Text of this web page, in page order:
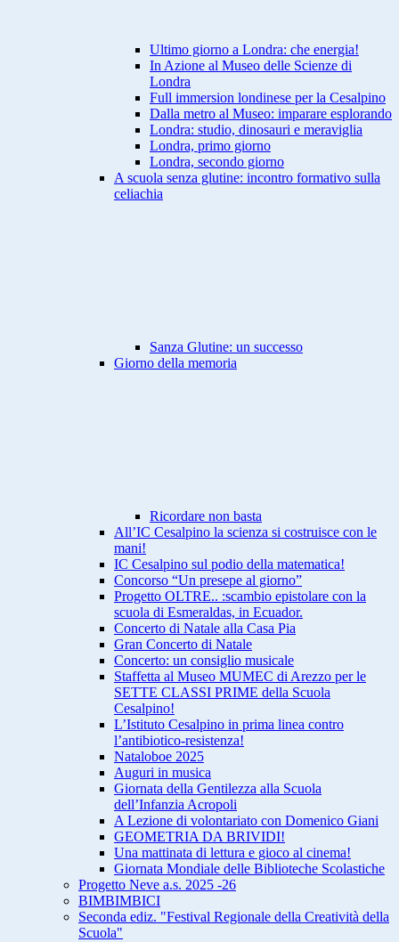
Ultimo giorno a Londra: che energia!
In Azione al Museo delle Scienze di
Londra
Full immersion londinese per la Cesalpino
Dalla metro al Museo: imparare esplorando
Londra: studio, dinosauri e meraviglia
Londra, primo giorno
Londra, secondo giorno
A scuola senza glutine: incontro formativo sulla
celiachia
Sanza Glutine: un successo
Giorno della memoria
Ricordare non basta
All’IC Cesalpino la scienza si costruisce con le
mani!
IC Cesalpino sul podio della matematica!
Concorso “Un presepe al giorno”
Progetto OLTRE.. :scambio epistolare con la
scuola di Esmeraldas, in Ecuador.
Concerto di Natale alla Casa Pia
Gran Concerto di Natale
Concerto: un consiglio musicale
Staffetta al Museo MUMEC di Arezzo per le
SETTE CLASSI PRIME della Scuola
Cesalpino!
L’Istituto Cesalpino in prima linea contro
l’antibiotico-resistenza!
Nataloboe 2025
Auguri in musica
Giornata della Gentilezza alla Scuola
dell’Infanzia Acropoli
A Lezione di volontariato con Domenico Giani
GEOMETRIA DA BRIVIDI!
Una mattinata di lettura e gioco al cinema!
Giornata Mondiale delle Biblioteche Scolastiche
Progetto Neve a.s. 2025 -26
BIMBIMBICI
Seconda ediz. "Festival Regionale della Creatività della
Scuola"